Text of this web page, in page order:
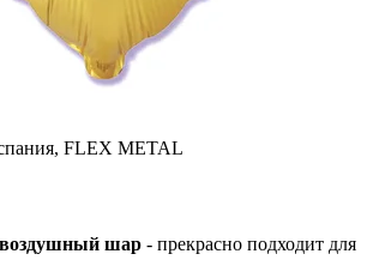
FLEX METAL
шар - прекрасно подходит для